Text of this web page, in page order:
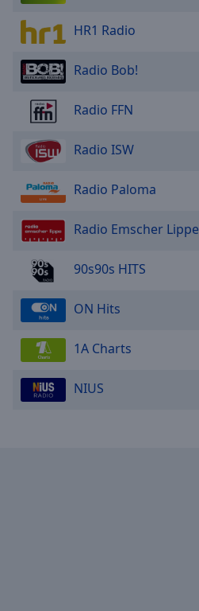
HR1 Radio
Radio Bob!
Radio FFN
Radio ISW
Radio Paloma
Radio Emscher Lippe
90s90s HITS
ON Hits
1A Charts
NIUS